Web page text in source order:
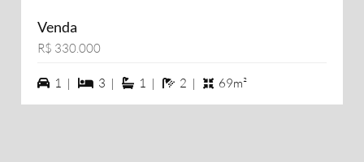
Venda
R$ 330.000
1 vagas na garagem
1 | 3 dormiórios
3 | 1 suítes
1 | 2 banheiros
2 | 69m²